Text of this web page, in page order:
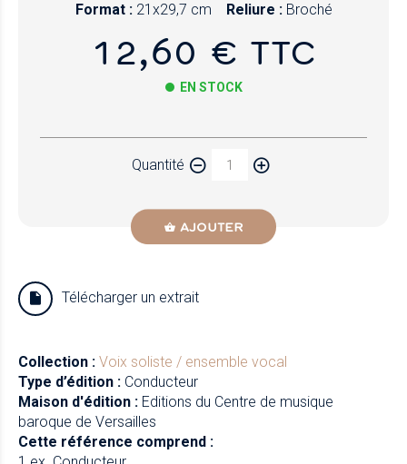
Format : 21x29,7 cm Reliure : Broché
12,60 € TTC
EN STOCK
Quantité
AJOUTER
Télécharger un extrait
Collection : Voix soliste / ensemble vocal
Type d’édition : Conducteur
Maison d'édition : Editions du Centre de musique
baroque de Versailles
Cette référence comprend :